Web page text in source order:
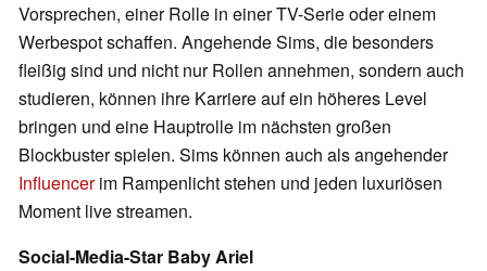
Vorsprechen, einer Rolle in einer TV-Serie oder einem
Werbespot schaffen. Angehende Sims, die besonders
fleißig sind und nicht nur Rollen annehmen, sondern auch
studieren, können ihre Karriere auf ein höheres Level
bringen und eine Hauptrolle im nächsten großen
Blockbuster spielen. Sims können auch als angehender
Influencerim Rampenlicht stehen und jeden luxuriösen
Moment live streamen.
Social-Media-Star Baby Ariel